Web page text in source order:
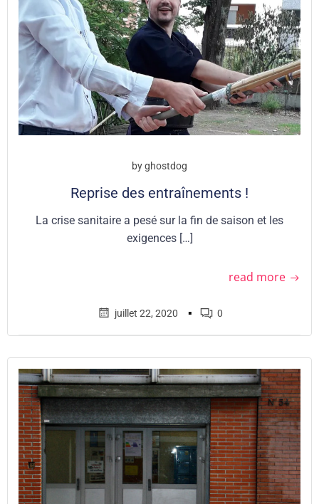
byghostdog
Reprise des entraînements !
La crise sanitaire a pesé sur la fin de saison et les
exigences […]
read more
juillet 22, 2020 ▪ 0